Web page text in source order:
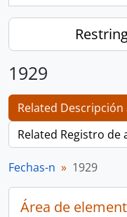
1929
Related
Related Registro de
Fechas-n 1929
Área de